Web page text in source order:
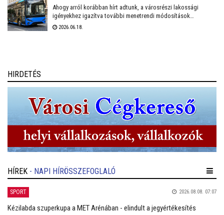
Ahogy arról korábban hírt adtunk, a városrészi lakossági
igényekhez igazítva további menetrendi módosítások
várhatóak Székesfehérvár helyi közösségi közlekedésében.
2026.06.18.
HIRDETÉS
HÍREK - NAPI HÍRÖSSZEFOGLALÓ
SPORT 2026.08.08. 07:07
Kézilabda szuperkupa a MET Arénában - elindult a jegyértékesítés